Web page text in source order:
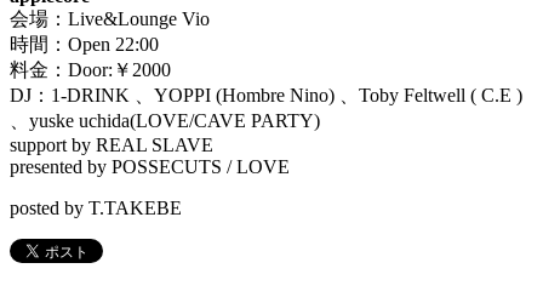
会場：Live&Lounge Vio
時間：Open 22:00
料金：Door:￥2000
DJ：1-DRINK 、YOPPI (Hombre Nino) 、Toby Feltwell ( C.E )
、yuske uchida(LOVE/CAVE PARTY)
support by REAL SLAVE
presented by POSSECUTS / LOVE
posted by T.TAKEBE